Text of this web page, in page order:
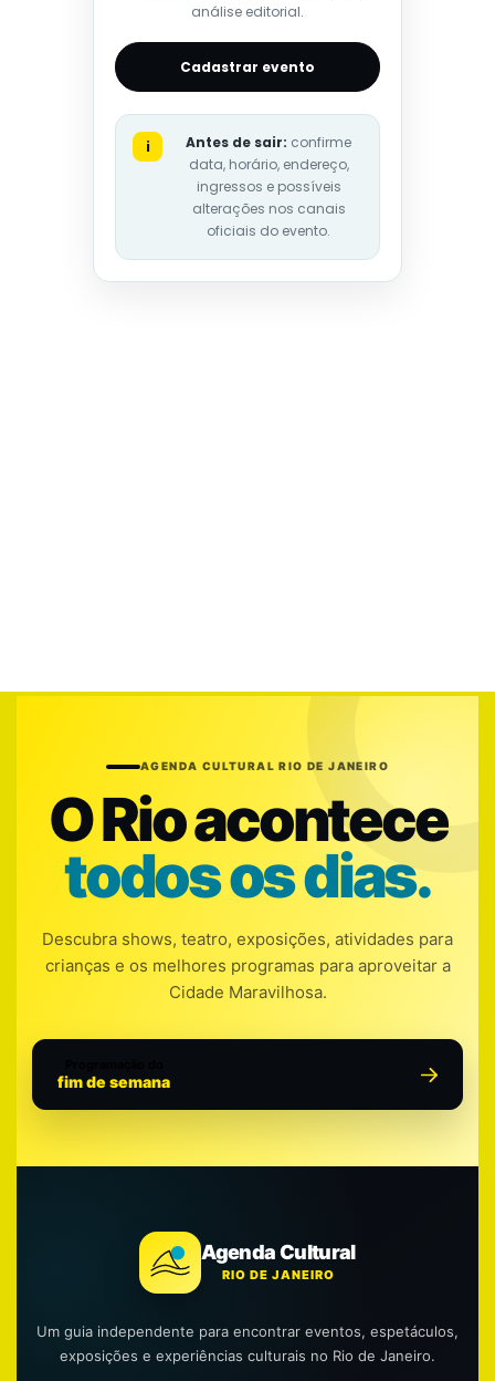
análise editorial.
Cadastrar evento
i Antes de sair: confirme
data, horário, endereço,
ingressos e possíveis
alterações nos canais
oficiais do evento.
AGENDA CULTURAL RIO DE JANEIRO
O Rio acontece
todos os dias.
Descubra shows, teatro, exposições, atividades para
crianças e os melhores programas para aproveitar a
Cidade Maravilhosa.
fim de semana
Agenda Cultural
RIO DE JANEIRO
Um guia independente para encontrar eventos, espetáculos,
exposições e experiências culturais no Rio de Janeiro.